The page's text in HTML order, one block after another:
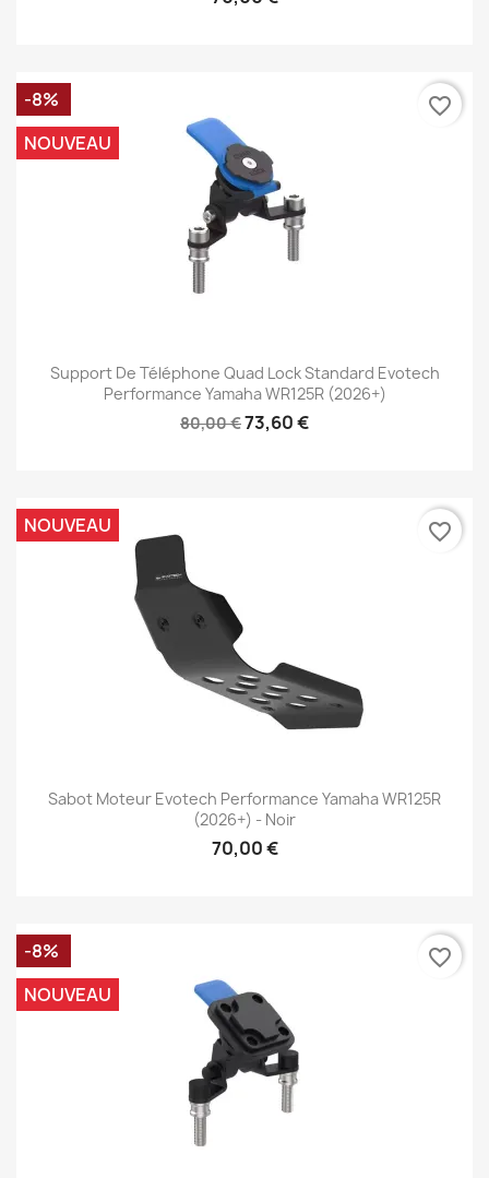
Support De Téléphone Quad Lock Standard Evotech
Performance Yamaha WR125R (2026+)
80,00 €73,60 €
-8%
NOUVEAU
favorite_border
Sabot Moteur Evotech Performance Yamaha WR125R
(2026+) - Noir
70,00 €
NOUVEAU favorite_border
-8%
NOUVEAU
favorite_border